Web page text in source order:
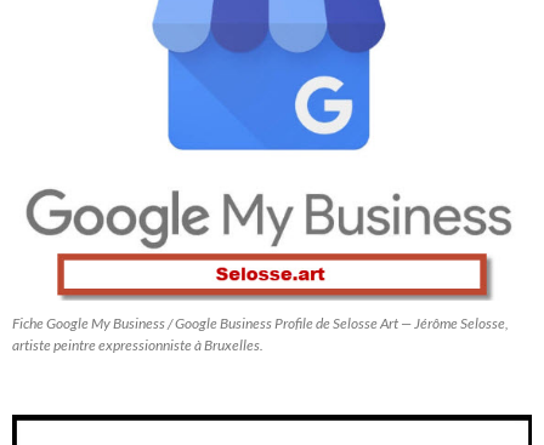
Fiche Google My Business / Google Business Profile de Selosse Art — Jérôme Selosse,
artiste peintre expressionniste à Bruxelles.